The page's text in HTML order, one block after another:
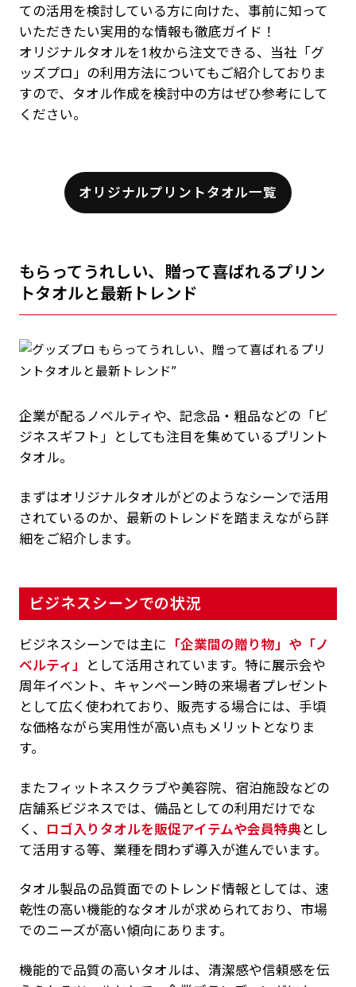
ての活用を検討している方に向けた、事前に知って
いただきたい実用的な情報も徹底ガイド！
オリジナルタオルを1枚から注文できる、当社「グ
ッズプロ」の利用方法についてもご紹介しておりま
すので、タオル作成を検討中の方はぜひ参考にして
ください。
オリジナルプリントタオル一覧
もらってうれしい、贈って喜ばれるプリン
トタオルと最新トレンド
企業が配るノベルティや、記念品・粗品などの「ビ
ジネスギフト」としても注目を集めているプリント
タオル。
まずはオリジナルタオルがどのようなシーンで活用
されているのか、最新のトレンドを踏まえながら詳
細をご紹介します。
ビジネスシーンでの状況
ビジネスシーンでは主に 「企業間の贈り物」や「ノ
ベルティ」
として活用されています。特に展示会や
周年イベント、キャンペーン時の来場者プレゼント
として広く使われており、販売する場合には、手頃
な価格ながら実用性が高い点もメリットとなりま
す。
またフィットネスクラブや美容院、宿泊施設などの
店舗系ビジネスでは、備品としての利用だけでな
く、 ロゴ入りタオルを販促アイテムや会員特典とし
て活用する等、業種を問わず導入が進んでいます。
タオル製品の品質面でのトレンド情報としては、速
乾性の高い機能的なタオルが求められており、市場
でのニーズが高い傾向にあります。
機能的で品質の高いタオルは、清潔感や信頼感を伝